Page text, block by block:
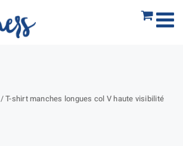
/T-shirt manches longues col V haute visibilité